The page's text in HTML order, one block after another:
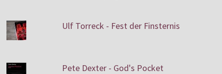
Ulf Torreck - Fest der Finsternis
Pete Dexter - God's Pocket